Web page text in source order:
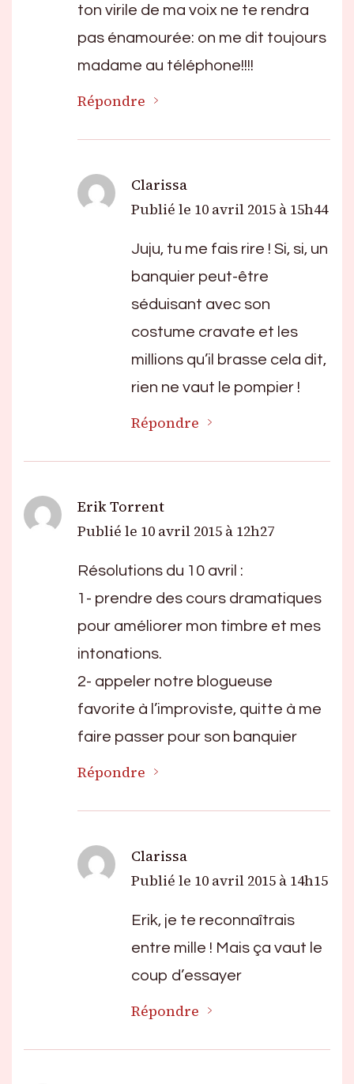
ton virile de ma voix ne te rendra
pas énamourée: on me dit toujours
madame au téléphone!!!!
Répondre
Clarissa
Publié le 10 avril 2015 à 15h44
Juju, tu me fais rire ! Si, si, un
banquier peut-être
séduisant avec son
costume cravate et les
millions qu’il brasse cela dit,
rien ne vaut le pompier !
Répondre
Erik Torrent
Publié le 10 avril 2015 à 12h27
Résolutions du 10 avril :
1- prendre des cours dramatiques
pour améliorer mon timbre et mes
intonations.
2- appeler notre blogueuse
favorite à l’improviste, quitte à me
faire passer pour son banquier
Répondre
Clarissa
Publié le 10 avril 2015 à 14h15
Erik, je te reconnaîtrais
entre mille ! Mais ça vaut le
coup d’essayer
Répondre